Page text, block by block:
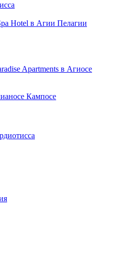
Hotel в Агии Пелагии
Apartments в Агиосе
Кампосе